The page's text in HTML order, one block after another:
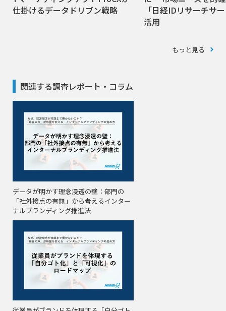
仕掛けるデータドリブン戦略
「日経IDリサーチサ
活用
もっと見る
関連する調査レポート・コラム
データが明かす理念浸透の壁：部門の
「社外接点の有無」から考えるインター
ナルブランディング推進法